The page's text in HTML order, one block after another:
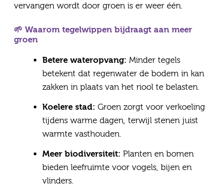
vervangen wordt door groen is er weer één.
🌱 Waarom tegelwippen bijdraagt aan meer
groen
Betere wateropvang: Minder tegels
betekent dat regenwater de bodem in kan
zakken in plaats van het riool te belasten.
Koelere stad: Groen zorgt voor verkoeling
tijdens warme dagen, terwijl stenen juist
warmte vasthouden.
Meer biodiversiteit: Planten en bomen
bieden leefruimte voor vogels, bijen en
vlinders.